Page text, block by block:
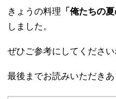
きょうの料理 「俺たちの
しました。
ぜひご参考にしてください
最後までお読みいただきあ